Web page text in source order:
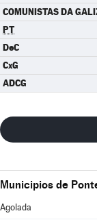
COMUNISTAS DA
PT
DeC
CxG
ADCG
Municipios de
Agolada